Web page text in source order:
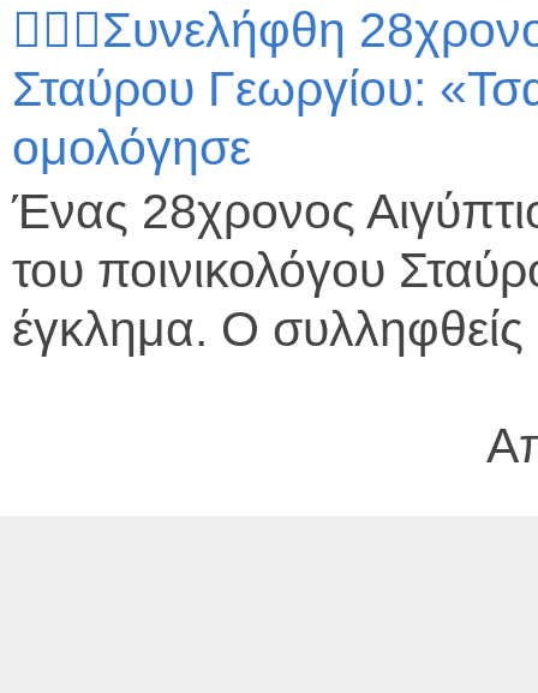
🤷🏻‍♂️Συνελήφθη
Σταύρου Γεωργίου:
ομολόγησε
Ένας 28χρονος
του ποινικολόγου
έγκλημα. Ο συλληφθείς